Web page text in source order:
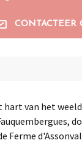
CONTACTEER
hart van het
Ferme